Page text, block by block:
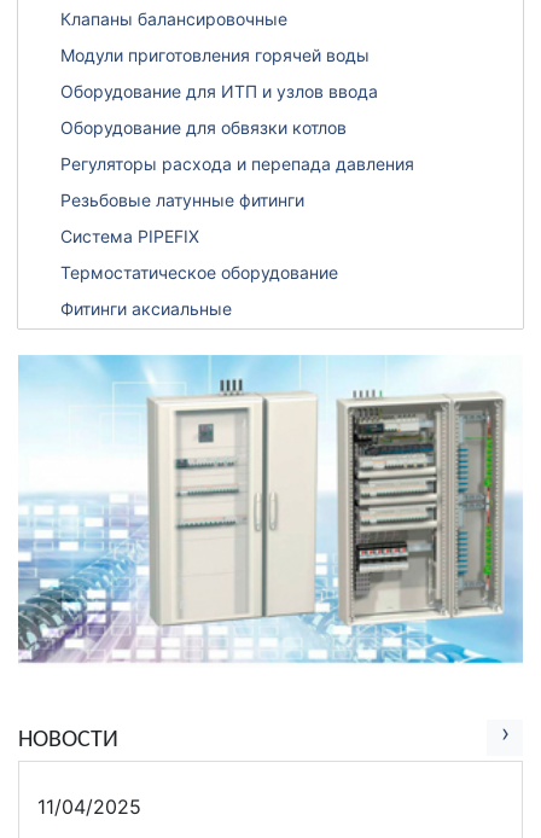
Клапаны балансировочные
Модули приготовления горячей воды
Оборудование для ИТП и узлов ввода
Оборудование для обвязки котлов
Регуляторы расхода и перепада давления
Резьбовые латунные фитинги
Система PIPEFIX
Термостатическое оборудование
Фитинги аксиальные
НОВОСТИ
11/04/2025
›